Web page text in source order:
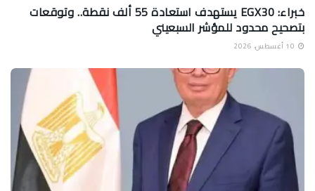
خبراء: EGX30 يستهدف استعادة 55 ألف نقطة.. وتوقعات
بتصحيح محدود للمؤشر السبعيني